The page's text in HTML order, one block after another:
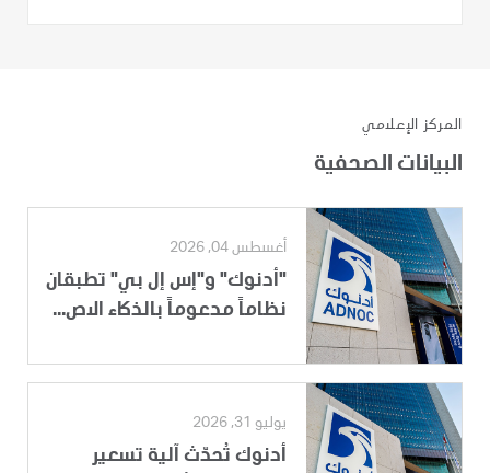
المركز الإعلامي
البيانات الصحفية
أغسطس 04, 2026
"أدنوك" و"إس إل بي" تطبقان
نظاماً مدعوماً بالذكاء الاص...
يوليو 31, 2026
أدنوك تُحدّث آلية تسعير